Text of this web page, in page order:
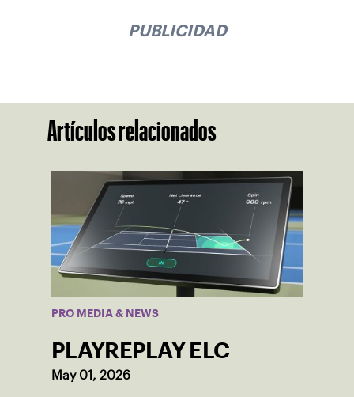
PUBLICIDAD
Artículos relacionados
PRO MEDIA & NEWS
PLAYREPLAY ELC
May 01, 2026